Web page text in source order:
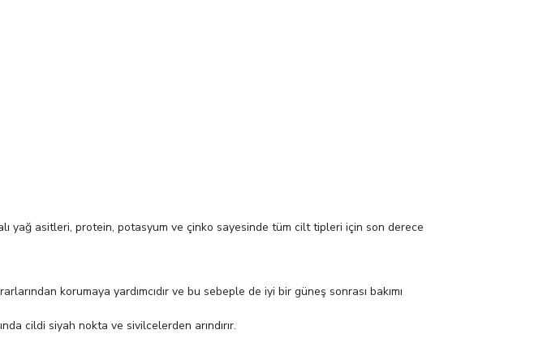
yağ asitleri, protein, potasyum ve çinko sayesinde tüm cilt tipleri için son derece
korumaya yardımcıdır ve bu sebeple de iyi bir güneş sonrası bakımı
cildi siyah nokta ve sivilcelerden arındırır.